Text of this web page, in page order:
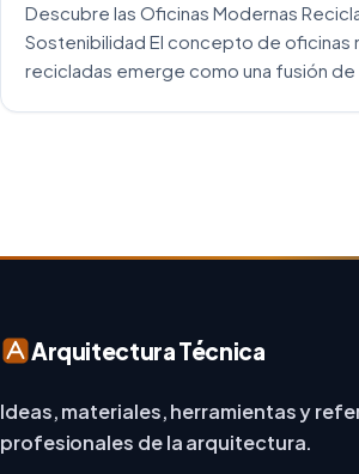
Descubre las Oficinas Modernas
Sostenibilidad El concepto de oficinas
recicladas emerge como una fusión de
Arquitectura Técnica
Ideas, materiales, herramientas y
profesionales de la arquitectura.